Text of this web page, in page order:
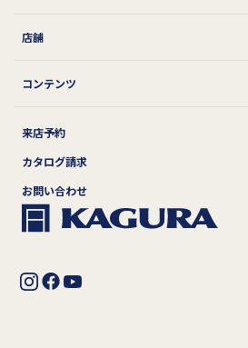
店舗
コンテンツ
来店予約
カタログ請求
お問い合わせ